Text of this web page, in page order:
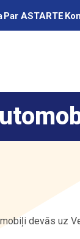
Par ASTARTE
devās uz